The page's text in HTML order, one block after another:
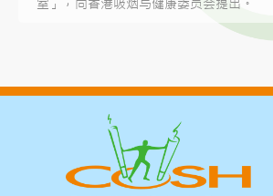
室」，向香港吸烟与健康委员会提出。